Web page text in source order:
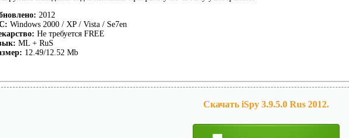
2012
Windows 2000 / XP / Vista / Se7en
Не требуется FREE
ML + RuS
12.49/12.52 Mb
Скачать iSpy 3.9.5.0 Rus 2012.